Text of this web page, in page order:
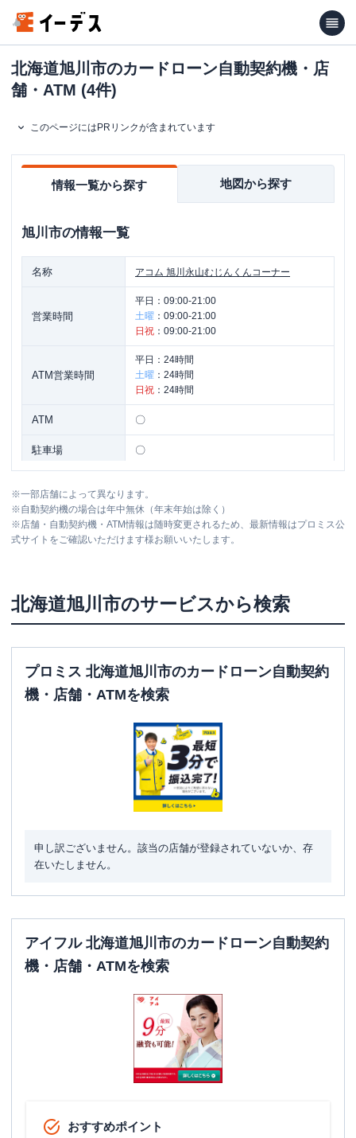
北海道旭川市のカードローン自動契約機・店
舗・ATM (4件)
このページにはPRリンクが含まれています
情報一覧から探す 地図から探す
旭川市の情報一覧
名称 アコム 旭川永山むじんくんコーナー
営業時間
平日： 09:00-21:00
土曜 ： 09:00-21:00
日祝 ： 09:00-21:00
ATM営業時間
平日： 24時間
土曜 ： 24時間
日祝 ： 24時間
ATM 〇
駐車場 〇
名称 アコム 旭川４条通りむじんくんコーナー
平日：
24時間
日祝：24時間
ATM 〇
駐車場 〇
北海道旭川市４条通２３丁目５-１１
みずほ銀行 旭川支店
平日：9：00～15：00
日祝：-
駐車場 〇
北海道旭川市四条通9-左9-1
アイフル 【2026/5/31閉店】旭川４条通店
無人契約コーナー
平日：09:00-21:00
※一部店舗によって異なります。
※自動契約機の場合は年中無休（年末年始は除く）
※店舗・自動契約機・ATM情報は随時変更されるため、最新情報はプロミス公
式サイトをご確認いただけます様お願いいたします。
北海道旭川市のサービスから検索
プロミス 北海道旭川市のカードローン自動契約
機・店舗・ATMを検索
申し訳ございません。該当の店舗が登録されていないか、存
在いたしません。
アイフル 北海道旭川市のカードローン自動契約
機・店舗・ATMを検索
おすすめポイント